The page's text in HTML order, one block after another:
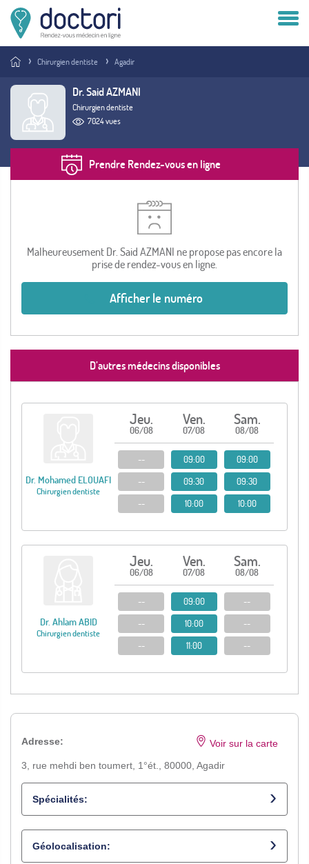
Compte médecin
Vous êtes médecin ?
Chirurgien dentiste Agadir
Dr. Said AZMANI
Chirurgien dentiste
7024 vues
Prendre Rendez-vous en ligne
Malheureusement Dr. Said AZMANI ne propose pas encore la
prise de rendez-vous en ligne.
Afficher le numéro
D’autres médecins disponibles
Dr. Mohamed ELOUAFI
Chirurgien dentiste
Jeu.
06/08
Ven.
07/08
Sam.
08/08
--
--
--
09:00
09:30
10:00
09:00
09:30
10:00
Dr. Ahlam ABID
Chirurgien dentiste
Jeu.
06/08
Ven.
07/08
Sam.
08/08
--
--
--
09:00
10:00
11:00
--
--
--
Adresse:
3, rue mehdi ben toumert, 1°ét., 80000, Agadir
Voir sur la carte
Spécialités:
Chirurgien dentiste
Géolocalisation: